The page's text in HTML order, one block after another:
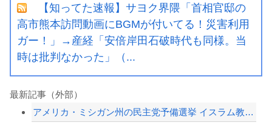
【知ってた速報】サヨク界隈「首相官邸の
高市熊本訪問動画にBGMが付いてる！災害利用
ガー！」→産経「安倍岸田石破時代も同様。当
時は批判なかった」（...
最新記事（外部）
アメリカ・ミシガン州の民主党予備選挙 イスラム教徒の“急進左派”候補が勝利確実に...